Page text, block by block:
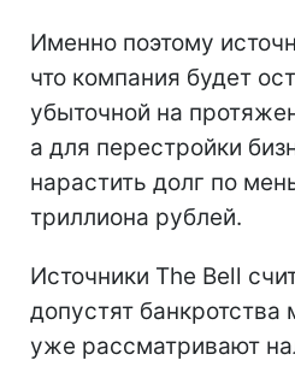
Именно поэтому
что компания будет
убыточной на
а для перестройки
нарастить долг по
триллиона рублей.
Источники The Bell
допустят банкротства
уже рассматривают